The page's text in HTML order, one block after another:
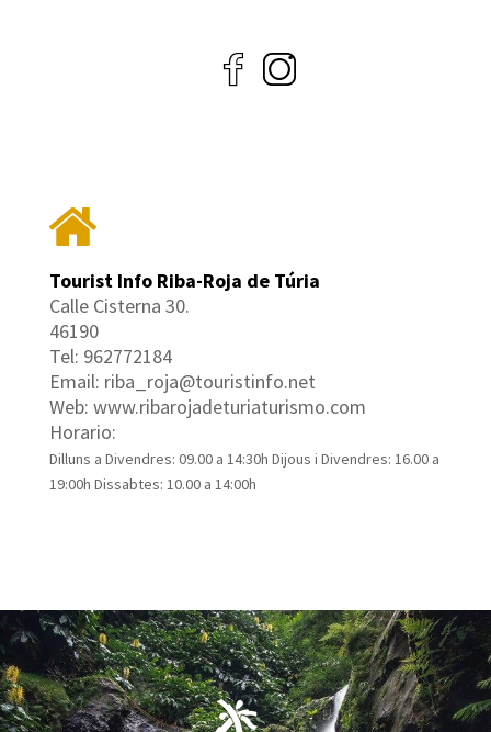
Tourist Info Riba-Roja de Túria
Calle Cisterna 30.
46190
Tel: 962772184
Email: riba_roja@touristinfo.net
Web: www.ribarojadeturiaturismo.com
Horario:
Dilluns a Divendres: 09.00 a 14:30h Dijous i Divendres: 16.00 a
19:00h Dissabtes: 10.00 a 14:00h